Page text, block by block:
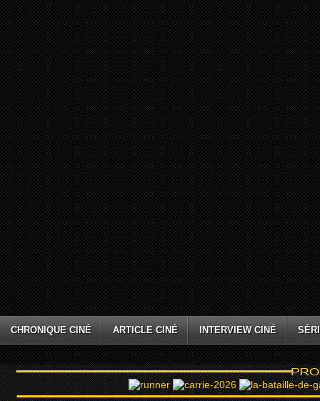
CHRONIQUE CINÉ ARTICLE CINÉ INTERVIEW CINÉ